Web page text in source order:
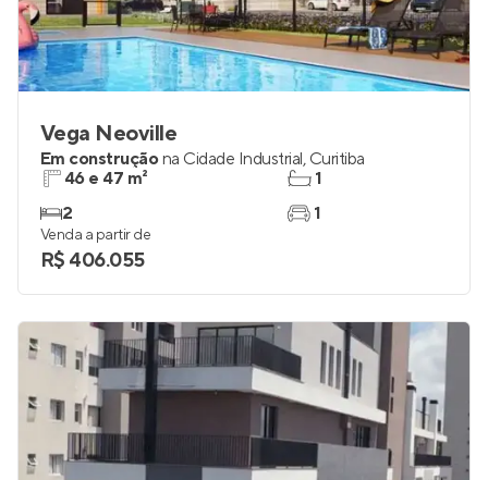
Vega Neoville
Em construçãona Cidade Industrial, Curitiba
46 e 47 m²
2
1
1
Venda a partir de
R$ 406.055